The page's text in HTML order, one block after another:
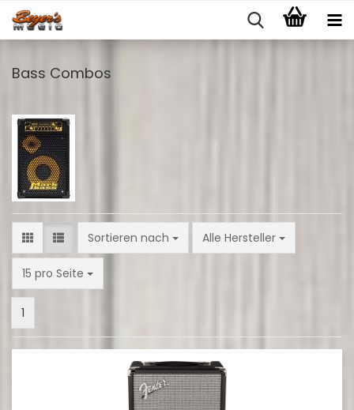
Bass Combos
Sortieren nach
Sortieren nach Alle Hersteller
15 pro Seite
pro Seite
1